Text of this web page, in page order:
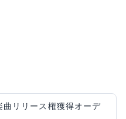
リリース権獲得オーデ